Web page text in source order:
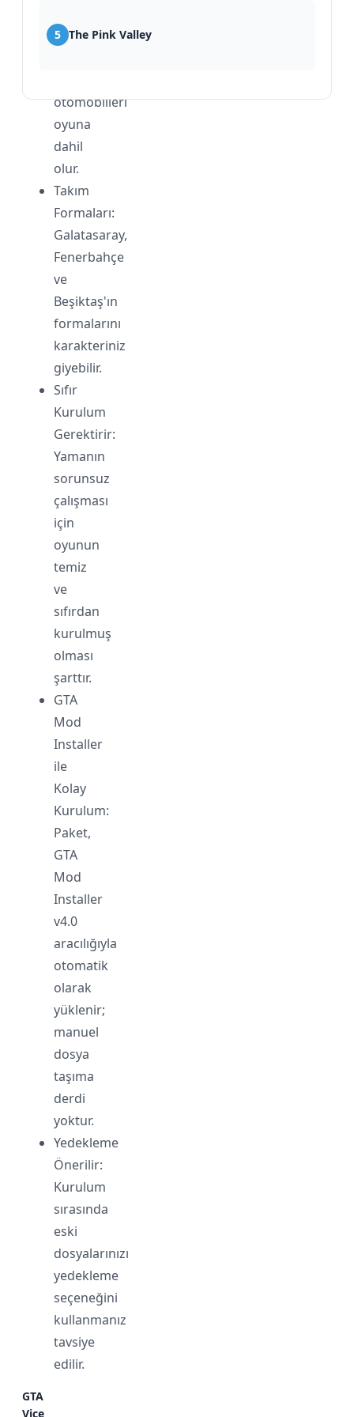
gibi
otomobilleri
oyuna
dahil
olur.
Takım
Formaları:
Galatasaray,
Fenerbahçe
ve
Beşiktaş'ın
formalarını
karakteriniz
giyebilir.
Sıfır
Kurulum
Gerektirir:
Yamanın
sorunsuz
çalışması
için
oyunun
temiz
ve
sıfırdan
kurulmuş
olması
şarttır.
GTA
Mod
Installer
ile
Kolay
Kurulum:
Paket,
GTA
Mod
Installer
v4.0
aracılığıyla
otomatik
olarak
yüklenir;
manuel
dosya
taşıma
derdi
yoktur.
Yedekleme
Önerilir:
Kurulum
sırasında
eski
dosyalarınızı
yedekleme
seçeneğini
kullanmanız
tavsiye
edilir.
GTA
Vice
5 The Pink Valley